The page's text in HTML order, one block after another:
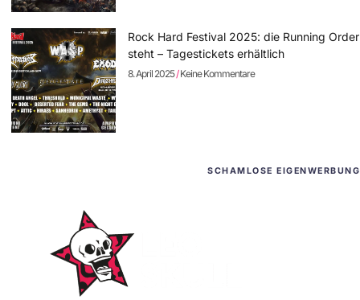
Rock Hard Festival 2025: die Running Order
steht – Tagestickets erhältlich
8. April 2025 Keine Kommentare
SCHAMLOSE EIGENWERBUNG